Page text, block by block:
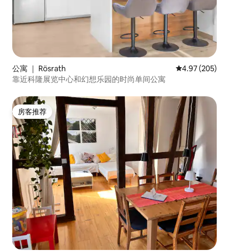
公寓 ｜ Rösrath 平均评分 4.97
4.97 (205)
靠近科隆展览中心和幻想乐园的时尚单间公寓
房客推荐
房客推荐